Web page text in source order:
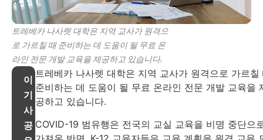
트레베카 나사렛 대학은 지역 교사가 원격으
로 가르칠 때 준비하는 데 도움이 될 무료 온
라인 전문 개발 교육을 제공하고 있습니다.
이
기
사
공
트레베카 나사렛 대학은 지역 교사가 원격으로 가르칠
준비하는 데 도움이 될 무료 온라인 전문 개발 교육을
공하고 있습니다.
COVID-19 범유행은 전국의 교실 교육을 비명 중단으